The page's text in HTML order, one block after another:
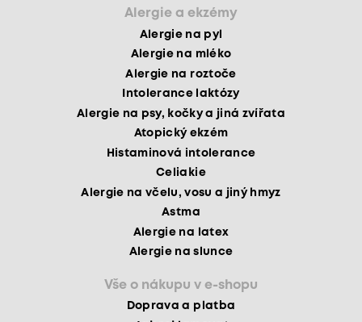
Alergie a ekzémy
Alergie na pyl
Alergie na mléko
Alergie na roztoče
Intolerance laktózy
Alergie na psy, kočky a jiná zvířata
Atopický ekzém
Histaminová intolerance
Celiakie
Alergie na včelu, vosu a jiný hmyz
Astma
Alergie na latex
Alergie na slunce
Vše o nákupu v e-shopu
Doprava a platba